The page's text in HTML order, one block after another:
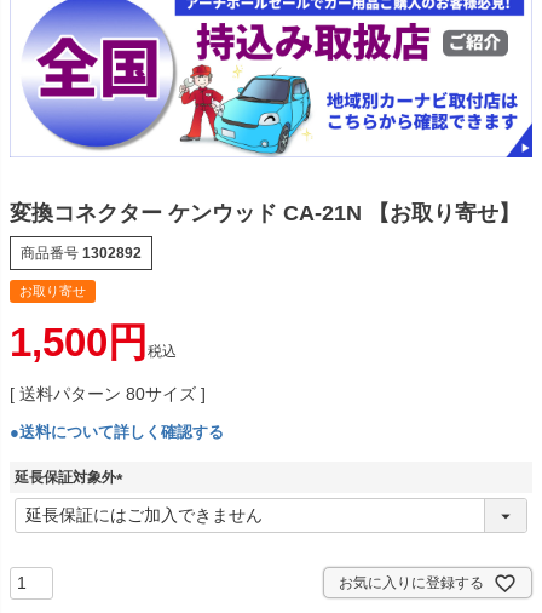
変換コネクター ケンウッド CA-21N 【お取り寄せ】
商品番号 1302892
お取り寄せ
1,500 税込
送料パターン 80サイズ
●送料について詳しく確認する
延長保証対象外
(
必
お気に入りに登録する